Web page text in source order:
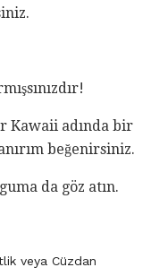
Kawaii adında bir
beğenirsiniz.
da göz atın.
veya Cüzdan